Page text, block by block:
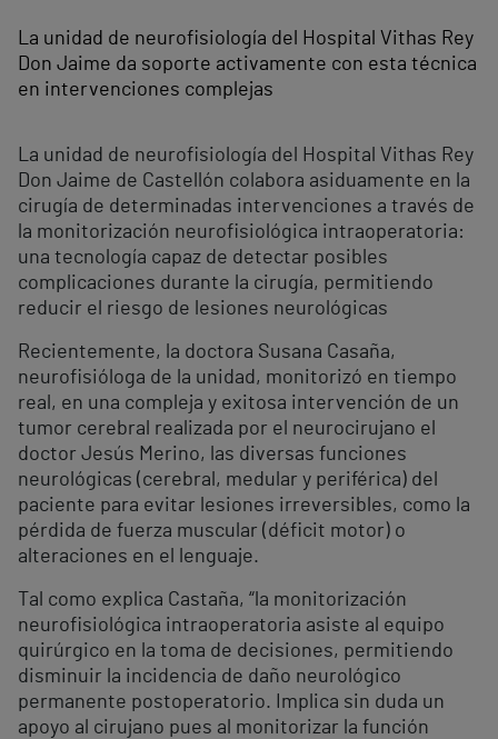
La unidad de neurofisiología del Hospital Vithas Rey
Don Jaime da soporte activamente con esta técnica
en intervenciones complejas
La unidad de neurofisiología del Hospital Vithas Rey
Don Jaime de Castellón colabora asiduamente en la
cirugía de determinadas intervenciones a través de
la monitorización neurofisiológica intraoperatoria:
una tecnología capaz de detectar posibles
complicaciones durante la cirugía, permitiendo
reducir el riesgo de lesiones neurológicas
Recientemente, la doctora Susana Casaña,
neurofisióloga de la unidad, monitorizó en tiempo
real, en una compleja y exitosa intervención de un
tumor cerebral realizada por el neurocirujano el
doctor Jesús Merino, las diversas funciones
neurológicas (cerebral, medular y periférica) del
paciente para evitar lesiones irreversibles, como la
pérdida de fuerza muscular (déficit motor) o
alteraciones en el lenguaje.
Tal como explica Castaña, “la monitorización
neurofisiológica intraoperatoria asiste al equipo
quirúrgico en la toma de decisiones, permitiendo
disminuir la incidencia de daño neurológico
permanente postoperatorio. Implica sin duda un
apoyo al cirujano pues al monitorizar la función